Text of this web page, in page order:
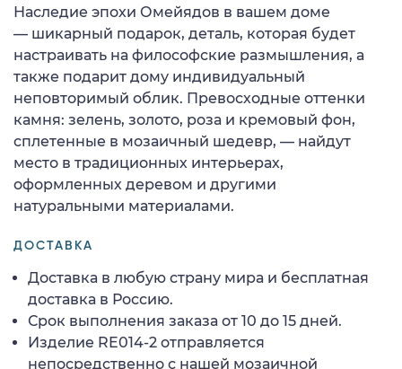
Наследие эпохи Омейядов в вашем доме
— шикарный подарок, деталь, которая будет
настраивать на философские размышления, а
также подарит дому индивидуальный
неповторимый облик. Превосходные оттенки
камня: зелень, золото, роза и кремовый фон,
сплетенные в мозаичный шедевр, — найдут
место в традиционных интерьерах,
оформленных деревом и другими
натуральными материалами.
ДОСТАВКА
Доставка в любую страну мира и бесплатная
доставка в Россию.
Срок выполнения заказа от 10 до 15 дней.
Изделие RE014-2 отправляется
непосредственно с нашей мозаичной